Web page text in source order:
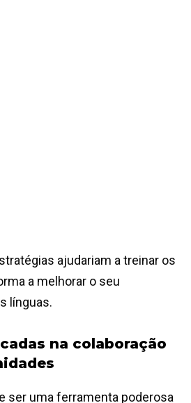
ajudariam a treinar os
a melhorar o seu
línguas.
na colaboração
ser uma ferramenta poderosa